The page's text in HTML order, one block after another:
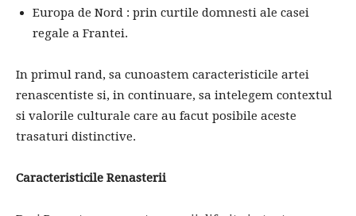
Europa de Nord : prin curtile domnesti ale casei
regale a Frantei.
In primul rand, sa cunoastem caracteristicile artei
renascentiste si, in continuare, sa intelegem contextul
si valorile culturale care au facut posibile aceste
trasaturi distinctive.
Caracteristicile Renasterii